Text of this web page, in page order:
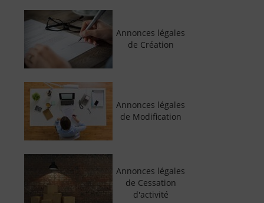
Annonces légales
de Création
Annonces légales
de Modification
Annonces légales
de Cessation
d'activité